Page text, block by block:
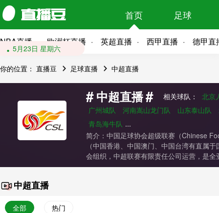
首页 足球
NBA直播 欧洲杯直播 英超直播 西甲直播 德甲直
你的位置： 直播豆 足球直播 中超直播
#中超直播# 相关球队：
北京
广州城队
河南嵩山龙门队 山东泰山队
青岛海牛队 ...
简介：中国足球协会超级联赛（Chinese
（中国香港、中国澳门、中国台湾有直属
会组织，中超联赛有限责任公司运营，是
中超直播
全部 热门
5月23日 星期六